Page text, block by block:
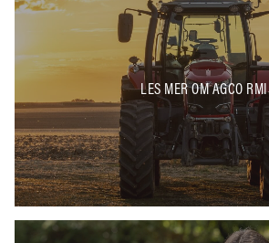
LES MER OM AGCO RMI